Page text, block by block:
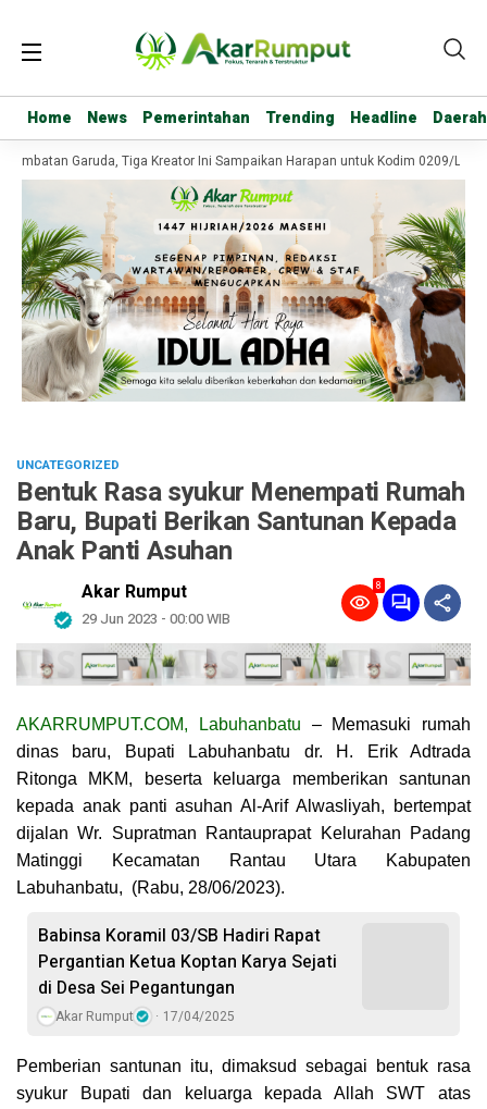
Home News Pemerintahan Trending Headline Daerah
Home News Pemerintahan Trending Headline Daerah
Garuda, Tiga Kreator Ini Sampaikan Harapan untuk Kodim 0209/
UNCATEGORIZED
Bentuk Rasa syukur Menempati Rumah
Baru, Bupati Berikan Santunan Kepada
Anak Panti Asuhan
Akar Rumput
29 Jun 2023 - 00:00 WIB
8
AKARRUMPUT.COM, Labuhanbatu – Memasuki rumah
dinas baru, Bupati Labuhanbatu dr. H. Erik Adtrada
Ritonga MKM, beserta keluarga memberikan santunan
kepada anak panti asuhan Al-Arif Alwasliyah, bertempat
dijalan Wr. Supratman Rantauprapat Kelurahan Padang
Matinggi Kecamatan Rantau Utara Kabupaten
Labuhanbatu, (Rabu, 28/06/2023).
Babinsa Koramil 03/SB Hadiri Rapat
Pergantian Ketua Koptan Karya Sejati
di Desa Sei Pegantungan
Akar Rumput 17/04/2025
Pemberian santunan itu, dimaksud sebagai bentuk rasa
syukur Bupati dan keluarga kepada Allah SWT atas